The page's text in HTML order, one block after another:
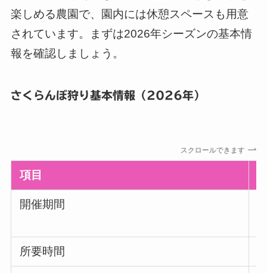
楽しめる農園で、園内には休憩スペースも用意
されています。まずは2026年シーズンの基本情
報を確認しましょう。
さくらんぼ狩り基本情報（2026年）
スクロールできます
項目
開催期間
所要時間